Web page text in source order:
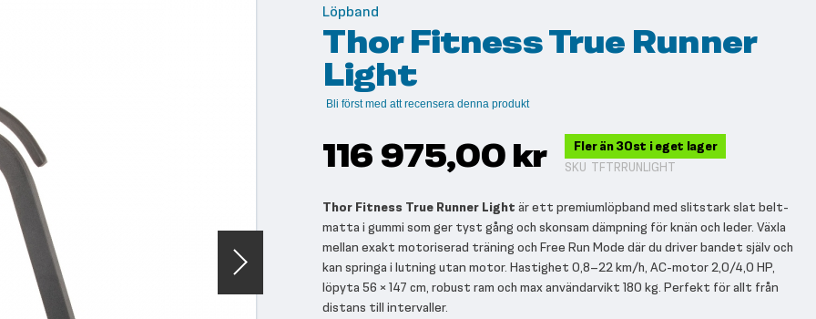
Löpband
Thor Fitness True Runner
Light
Bli först med att recensera denna produkt
116 975,00 kr Fler än 30st i eget lager
SKU TFTRRUNLIGHT
Thor Fitness True Runner Light är ett premiumlöpband med slitstark slat belt-
matta i gummi som ger tyst gång och skonsam dämpning för knän och leder. Växla
mellan exakt motoriserad träning och Free Run Mode där du driver bandet själv och
kan springa i lutning utan motor. Hastighet 0,8–22 km/h, AC-motor 2,0/4,0 HP,
löpyta 56 × 147 cm, robust ram och max användarvikt 180 kg. Perfekt för allt från
distans till intervaller.